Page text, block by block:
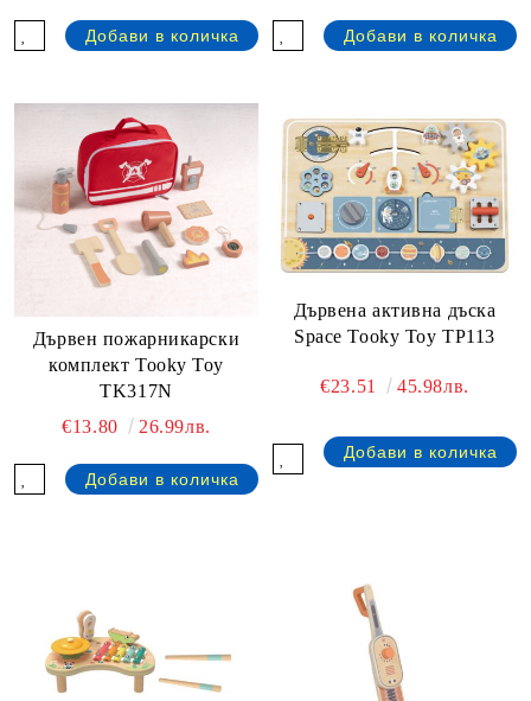
Дървен пожарникарски
комплект Tooky Toy
TK317N
€13.80
26.99лв.
Дървена активна дъска
Space Tooky Toy TP113
€23.51 45.98лв.